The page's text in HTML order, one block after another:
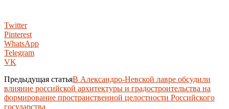
Twitter
Pinterest
WhatsApp
Telegram
VK
Предыдущая статьяВ Александро-Невской лавре обсудили
влияние российской архитектуры и градостроительства на
формирование пространственной целостности Российского
государства